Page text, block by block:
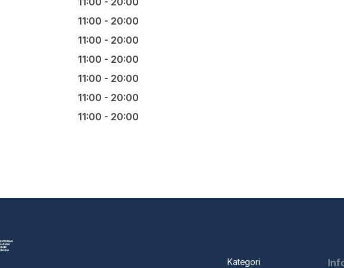
11:00 - 20:00
11:00 - 20:00
11:00 - 20:00
11:00 - 20:00
11:00 - 20:00
11:00 - 20:00
Kategori